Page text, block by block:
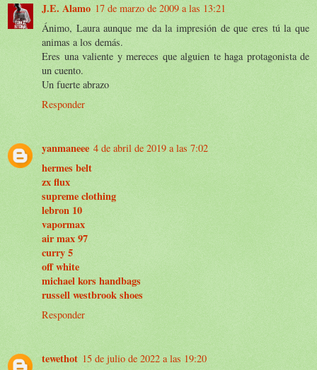
J.E. Alamo 17 de marzo de 2009 a las 13:21
Ánimo, Laura aunque me da la impresión de que eres tú la que
animas a los demás.
Eres una valiente y mereces que alguien te haga protagonista de
un cuento.
Un fuerte abrazo
Responder
yanmaneee 4 de abril de 2019 a las 7:02
hermes belt
zx flux
supreme clothing
lebron 10
vapormax
air max 97
curry 5
off white
michael kors handbags
russell westbrook shoes
Responder
tewethot 15 de julio de 2022 a las 19:20